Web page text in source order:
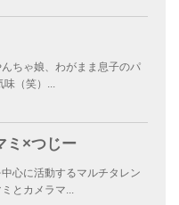
ちゃ娘、わがまま息子のパ
（笑）...
ミ×つじー
心に活動するマルチタレン
とカメラマ...